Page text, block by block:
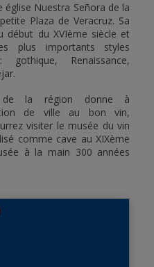
église Nuestra Señora de la
Plaza de Veracruz. Sa
début du XVIème siècle et
plus importants styles
gothique, Renaissance,
de la région donne à
de ville au bon vin,
visiter le musée du vin
comme cave au XIXème
à la main 300 années